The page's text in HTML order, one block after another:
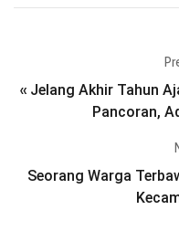
« Jelang Akhir Tahun
Pancoran,
Seorang Warga